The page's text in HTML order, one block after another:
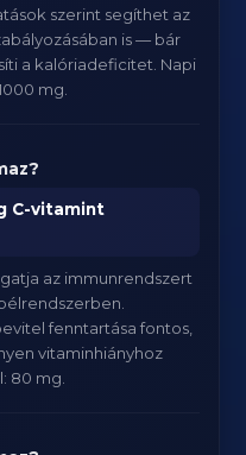
szerint segíthet az
is — bár
a kalóriadeficitet. Napi
mg.
C-vitamint
az immunrendszert
fenntartása fontos,
vitaminhiányhoz
80 mg.